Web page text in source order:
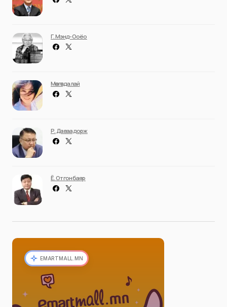
Г. Мэнд-Ооёо
Мөнгөндалай
Р. Даваадорж
Ё. Отгонбаяр
EMARTMALL.MN